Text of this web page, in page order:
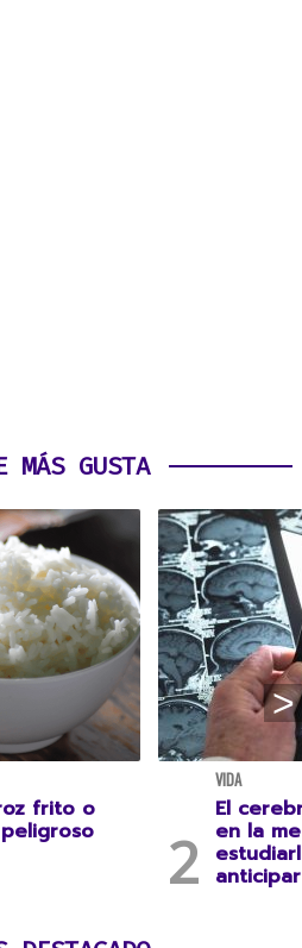
MÁS GUSTA
frito o
VIDA
El
en la